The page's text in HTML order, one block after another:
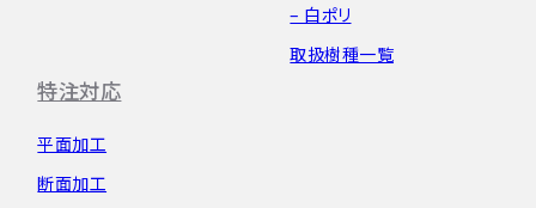
– 白ポリ
取扱樹種一覧
特注対応
平面加工
断面加工